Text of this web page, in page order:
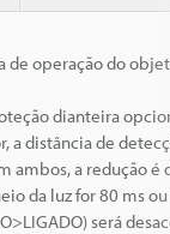
de operação do
dianteira
a distância de
ambos, a redução é
da luz for 80 ms
será